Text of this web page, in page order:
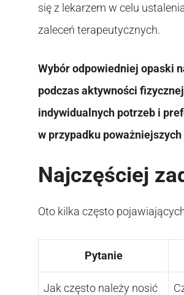
się z lekarzem w celu
zaleceń terapeutycznych.
Wybór odpowiedniej opaski
podczas aktywności
indywidualnych potrzeb i
w przypadku
Najczęściej
Oto kilka często
Pytanie
Jak często należy nosić